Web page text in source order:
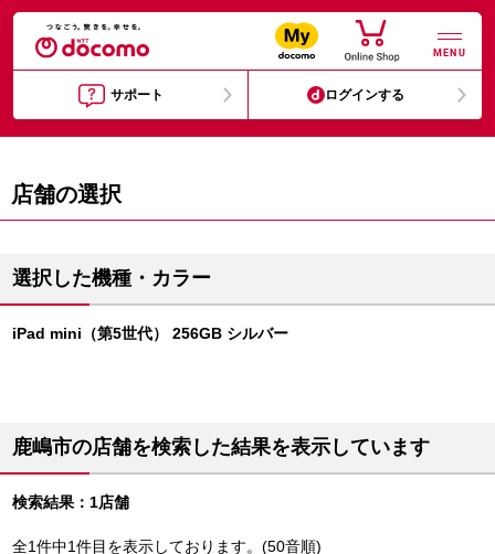
MENU
サポート ログインする
店舗の選択
選択した機種・カラー
iPad mini（第5世代） 256GB シルバー
鹿嶋市の店舗を検索した結果を表示しています
検索結果：1店舗
全1件中1件目を表示しております。(50音順)